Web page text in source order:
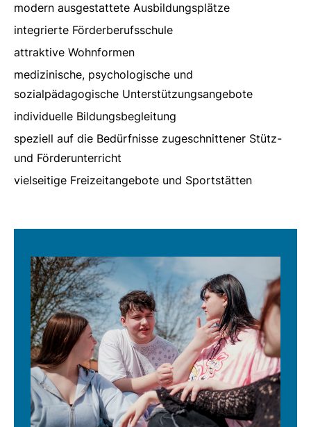
modern ausgestattete Ausbildungsplätze
integrierte Förderberufsschule
attraktive Wohnformen
medizinische, psychologische und
sozialpädagogische Unterstützungsangebote
individuelle Bildungsbegleitung
speziell auf die Bedürfnisse zugeschnittener Stütz-
und Förderunterricht
vielseitige Freizeitangebote und Sportstätten